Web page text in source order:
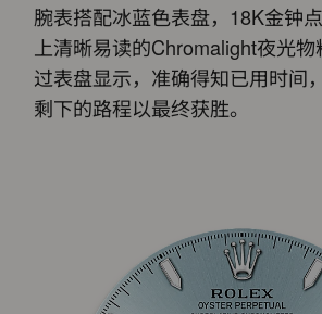
腕表搭配冰蓝色表盘，18K金钟
上清晰易读的Chromalight夜光
过表盘显示，准确得知已用时间
剩下的路程以最终获胜。